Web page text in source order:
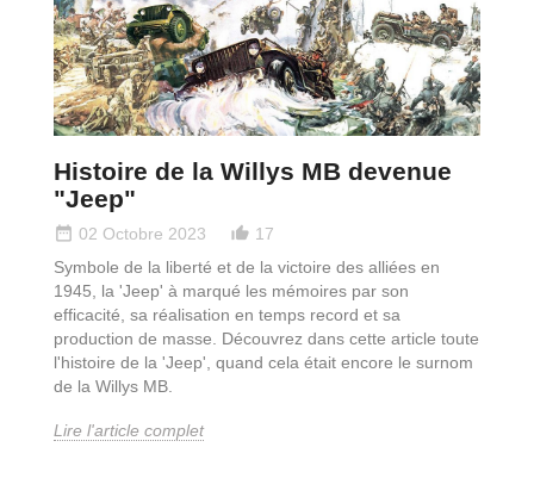
Histoire de la Willys MB devenue
"Jeep"
date_range 02 Octobre 2023 thumb_up_alt 17
Symbole de la liberté et de la victoire des alliées en
1945, la 'Jeep' à marqué les mémoires par son
efficacité, sa réalisation en temps record et sa
production de masse. Découvrez dans cette article toute
l'histoire de la 'Jeep', quand cela était encore le surnom
de la Willys MB.
Lire l'article complet